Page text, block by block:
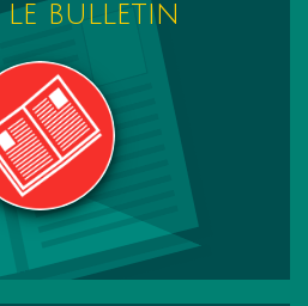
le bulletin